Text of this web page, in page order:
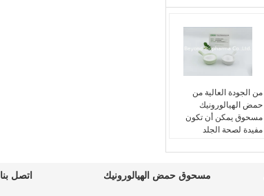
من الجودة العالية من
حمض الهيالورونيك
مسحوق يمكن أن تكون
مفيدة لصحة الجلد
حمض الهيالورونيك
مسحوق حمض الهيالورونيك اتصل بنا